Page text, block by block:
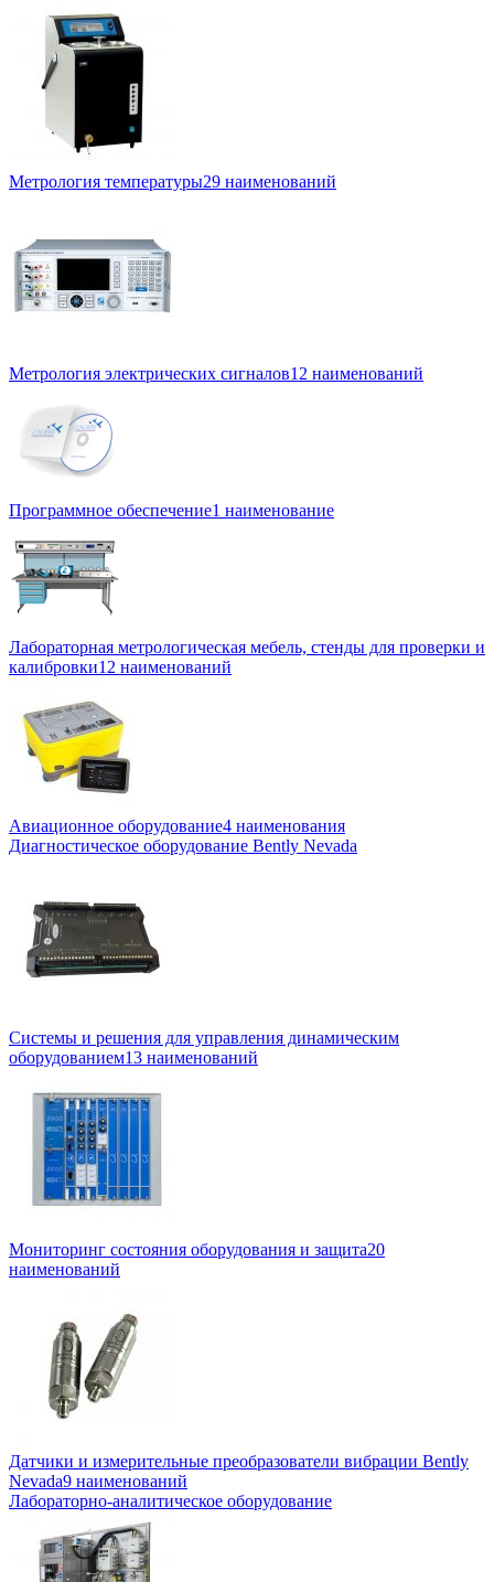
Метрология температуры29 наименований
Метрология электрических сигналов12 наименований
Программное обеспечение1 наименование
Лабораторная метрологическая мебель, стенды для проверки и
калибровки12 наименований
Авиационное оборудование4 наименования
Диагностическое оборудование Bently Nevada
Системы и решения для управления динамическим
оборудованием13 наименований
Мониторинг состояния оборудования и защита20
наименований
Датчики и измерительные преобразователи вибрации Bently
Nevada9 наименований
Лабораторно-аналитическое оборудование